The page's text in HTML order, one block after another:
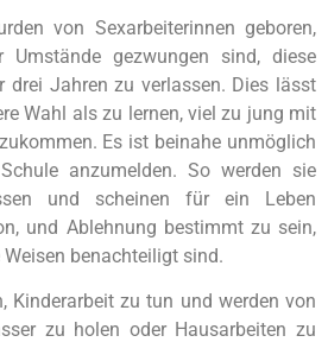
von Sexarbeiterinnen geboren,
Umstände gezwungen sind, diese
drei Jahren zu verlassen. Dies lässt
Wahl als zu lernen, viel zu jung mit
Es ist beinahe unmöglich
anzumelden. So werden sie
und scheinen für ein Leben
und Ablehnung bestimmt zu sein,
benachteiligt sind.
Kinderarbeit zu tun und werden von
zu holen oder Hausarbeiten zu